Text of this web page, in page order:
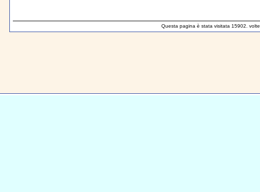
Questa pagina è stata visitata 15902. volte.